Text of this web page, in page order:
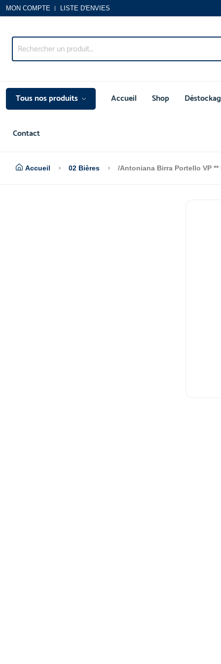
MON COMPTE LISTE D'ENVIES
Tous nos produits Accueil Shop
Contact
Accueil 02 Bières /Antoniana Birra Portello VP **